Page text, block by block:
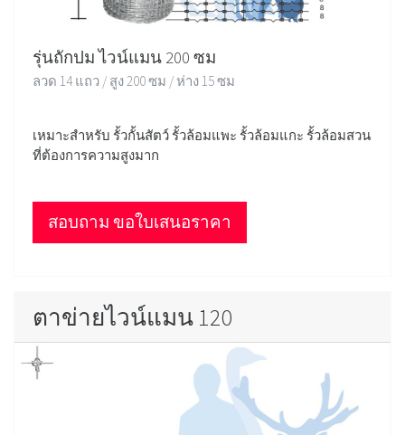
รุ่นถักปม ไวน์แมน 200 ซม
ลวด 14 แถว / สูง 200 ซม / ห่าง 15 ซม
เหมาะสำหรับ รั้วกั้นสัตว์ รั้วล้อมแพะ รั้วล้อมแกะ รั้วล้อมสวน
ที่ต้องการความสูงมาก
สอบถาม ขอใบเสนอราคา
ตาข่ายไวน์แมน 120